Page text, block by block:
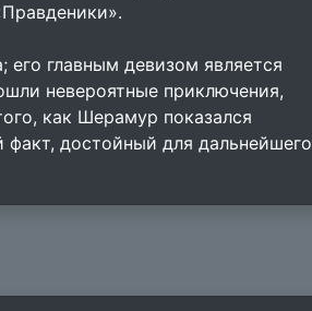
главным девизом является
невероятные приключения,
как Шерамур показался
факт, достойный для дальнейшего